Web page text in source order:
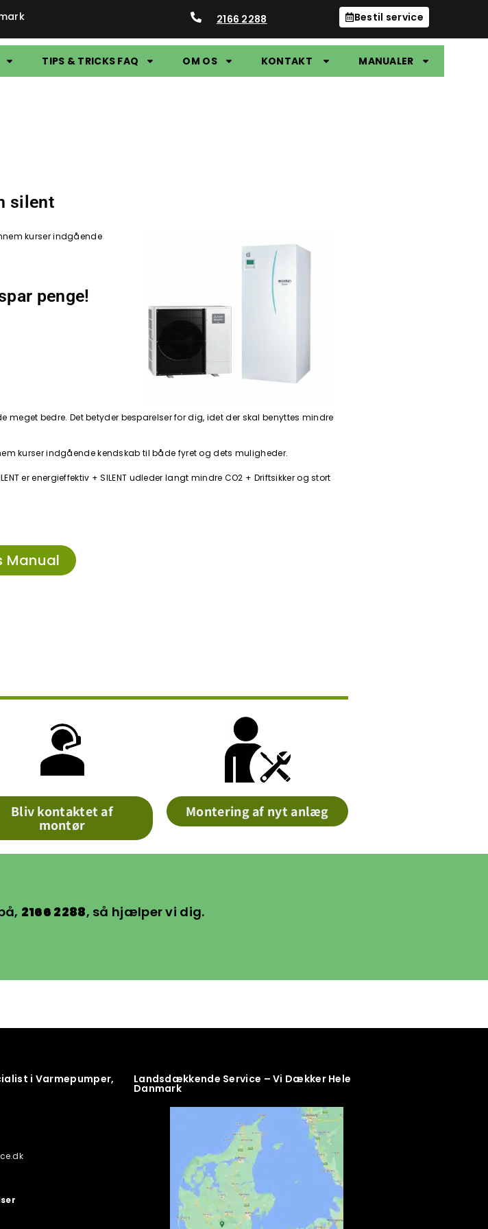
2166 2288 Bestil service
TIPS & TRICKS FAQ OM OS KONTAKT MANUALER
silent
kurser indgående
penge!
bedre. Det betyder besparelser for dig, idet der skal benyttes mindre
kurser indgående kendskab til både fyret og dets muligheder.
er energieffektiv + SILENT udleder langt mindre CO2 + Driftsikker og stort
Manual
Bliv kontaktet af
montør
Montering af nyt anlæg
2166 2288, så hjælper vi dig.
i Varmepumper, Landsdækkende Service – Vi Dækker Hele
Danmark